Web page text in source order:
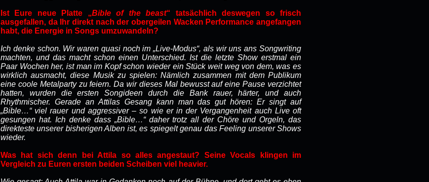
Ist Eure neue Platte „Bible of the beast“ tatsächlich deswegen so frisch
ausgefallen, da Ihr direkt nach der obergeilen Wacken Performance angefangen
habt, die Energie in Songs umzuwandeln?
Ich denke schon. Wir waren quasi noch im „Live-Modus“, als wir uns ans Songwriting
machten, und das macht schon einen Unterschied. Ist die letzte Show erstmal ein
Paar Wochen her, ist man im Kopf schon wieder ein Stück weit weg von dem, was es
wirklich ausmacht, diese Musik zu spielen: Nämlich zusammen mit dem Publikum
eine coole Metalparty zu feiern. Da wir dieses Mal bewusst auf eine Pause verzichtet
hatten, wurden die ersten Songideen durch die Bank rauer, härter, und auch
Rhythmischer. Gerade an Attilas Gesang kann man das gut hören: Er singt auf
„Bible…“ viel rauer und aggressiver – so wie er in der Vergangenheit auch Live oft
gesungen hat. Ich denke dass „Bible…“ daher trotz all der Chöre und Orgeln, das
direkteste unserer bisherigen Alben ist, es spiegelt genau das Feeling unserer Shows
wieder.
Was hat sich denn bei Attila so alles angestaut? Seine Vocals klingen im
Vergleich zu Euren ersten beiden Scheiben viel heavier.